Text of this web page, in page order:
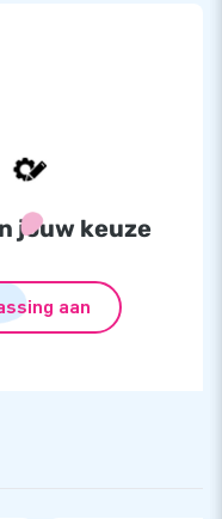
jouw keuze
aan